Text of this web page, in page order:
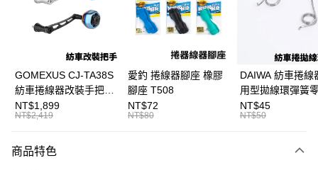
合作金庫商業銀行
第一商業銀行
華南商業銀行
彰化商業銀行
台北富邦商業銀行
國泰世華商業銀行
兆豐國際商業銀行
台中商業銀行
匯豐（台灣）商業銀行
華泰商業銀行
聯邦商業銀行
元大商業銀行
台灣樂天信用卡公司
悠遊付
大哥付你分期
【大哥付你分期使用說明】
GOMEXUS CJ-TA38S
紡車捲線器改裝手把
SHIMANO改裝品 紡車
改裝手把 I052
NT$1,899
NT$2,419
愛釣 捲線器腳座 橡膠
腳座 T508
NT$72
NT$80
DAIWA 紡車捲線
用型拋線環彈簧
線規 耳朵彈簧 紡
零件 T927
NT$45
NT$50
商品特色